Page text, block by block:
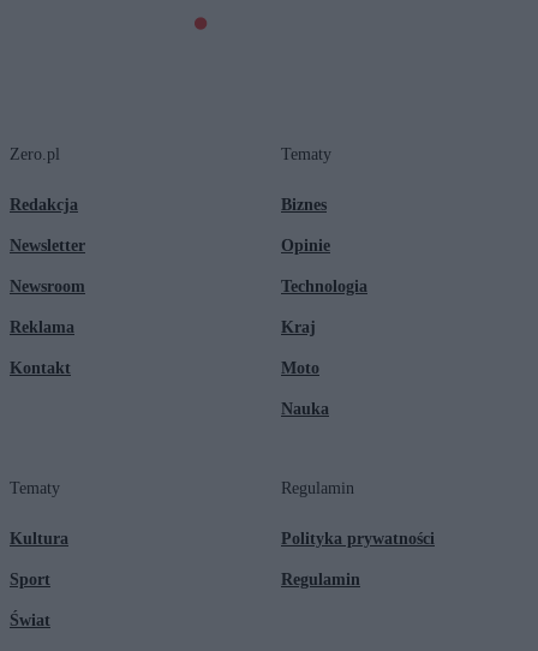
Zero.pl
Redakcja
Newsletter
Newsroom
Reklama
Kontakt
Tematy
Biznes
Opinie
Technologia
Kraj
Moto
Nauka
Tematy
Kultura
Sport
Świat
Regulamin
Polityka prywatności
Regulamin